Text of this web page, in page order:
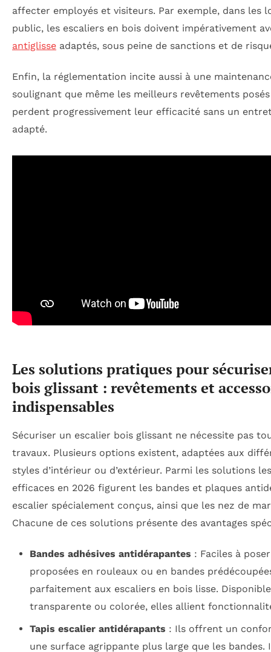
affecter employés et visiteurs. Par exemple, dans les
public, les escaliers en bois doivent impérativement
antiglisse adaptés, sous peine de sanctions et de
Enfin, la réglementation incite aussi à une
soulignant que même les meilleurs revêtements
perdent progressivement leur efficacité sans un
adapté.
Les solutions pratiques pour
bois glissant : revêtements et
indispensables
Sécuriser un escalier bois glissant ne nécessite pas
travaux. Plusieurs options existent, adaptées aux
styles d’intérieur ou d’extérieur. Parmi les solutions
efficaces en 2026 figurent les bandes et plaques
escalier spécialement conçus, ainsi que les nez de
Chacune de ces solutions présente des avantages
Bandes adhésives antidérapantes : Faciles à
proposées en rouleaux ou en bandes
parfaitement aux escaliers en bois lisse.
transparente ou colorée, elles allient
Tapis escalier antidérapants : Ils offrent un
une surface agrippante plus large que les bandes.